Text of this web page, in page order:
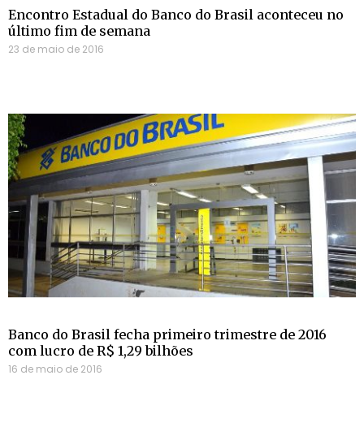
Encontro Estadual do Banco do Brasil aconteceu no
último fim de semana
23 de maio de 2016
Banco do Brasil fecha primeiro trimestre de 2016
com lucro de R$ 1,29 bilhões
16 de maio de 2016